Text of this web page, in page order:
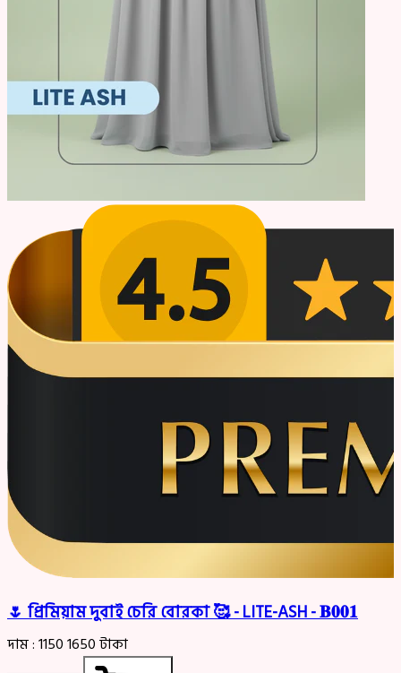
🌷 প্রিমিয়াম দুবাই চেরি বোরকা 🥰 - LITE-ASH - 𝐁𝟎𝟎𝟏
দাম :11501650টাকা